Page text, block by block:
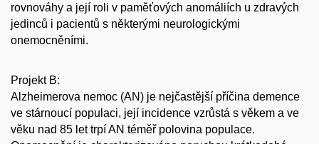
rovnováhy a její roli v paměťových anomáliích u zdravých
jedinců i pacientů s některými neurologickými
onemocněními.
Projekt B:
Alzheimerova nemoc (AN) je nejčastější příčina demence
ve stárnoucí populaci, její incidence vzrůstá s věkem a ve
věku nad 85 let trpí AN téměř polovina populace.